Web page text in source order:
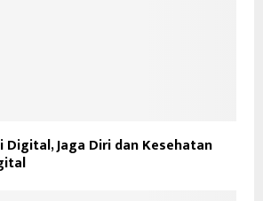
Jaga Diri dan Kesehatan